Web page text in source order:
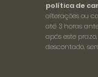
política de
alterações ou
até 3 horas
após este
descontado,